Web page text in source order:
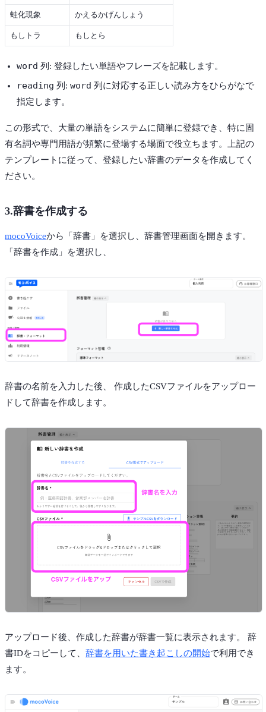
蛙化現象 かえるかげんしょう
もしトラ もしとら
word 列: 登録したい単語やフレーズを記載します。
reading 列: word 列に対応する正しい読み方をひらがなで
指定します。
この形式で、大量の単語をシステムに簡単に登録でき、特に固
有名詞や専門用語が頻繁に登場する場面で役立ちます。上記の
テンプレートに従って、登録したい辞書のデータを作成してく
ださい。
3.辞書を作成する
mocoVoiceから「辞書」を選択し、辞書管理画面を開きます。
「辞書を作成」を選択し、
辞書の名前を入力した後、 作成したCSVファイルをアップロー
ドして辞書を作成します。
アップロード後、作成した辞書が辞書一覧に表示されます。 辞
書IDをコピーして、 辞書を用いた書き起こしの開始で利用でき
ます。